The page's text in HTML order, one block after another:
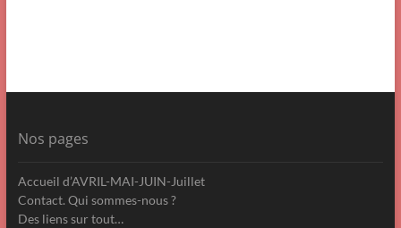
Nos pages
Accueil d’AVRIL-MAI-JUIN-Juillet
Contact. Qui sommes-nous ?
Des liens sur tout…